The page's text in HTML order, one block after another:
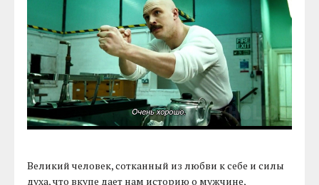
Великий человек, сотканный из любви к себе и силы
духа, что вкупе дает нам историю о мужчине,